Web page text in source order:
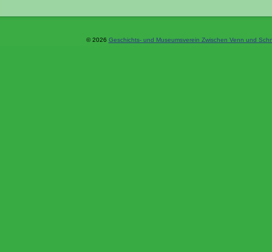
© 2026 Geschichts- und Museumsverein Zwischen Venn und